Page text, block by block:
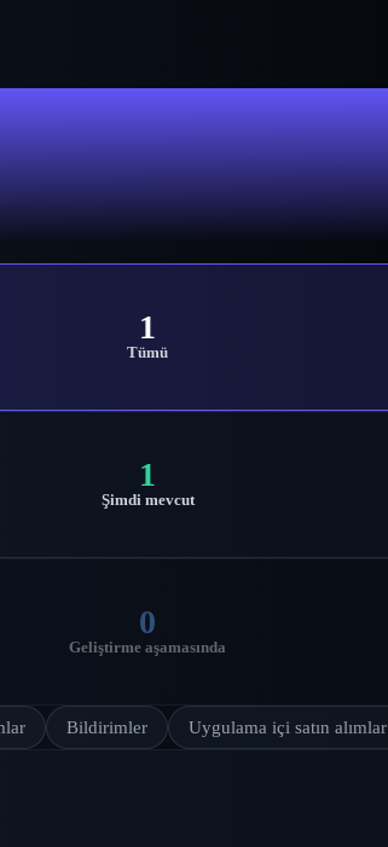
1
Tümü
1
Şimdi mevcut
0
Geliştirme aşamasında
Bildirimler Uygulama içi satın alımlar